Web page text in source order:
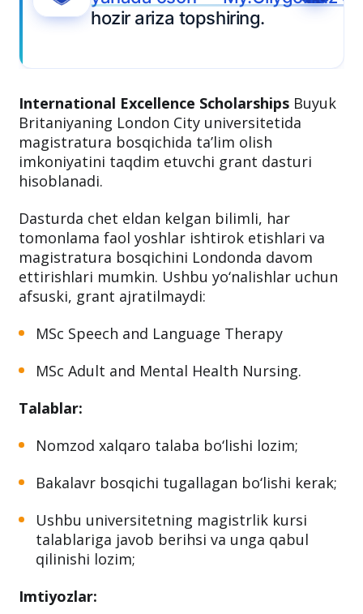
topshiring.
International Excellence ScholarshipsBuyuk
Britaniyaning London City universitetida
imkoniyatini taqdim etuvchi grant dasturi
hisoblanadi.
Dasturda chet eldan kelgan bilimli, har
tomonlama faol yoshlar ishtirok etishlari va
ettirishlari mumkin. Ushbu yo‘nalishlar uchun
Bakalavr bosqichi tugallagan bo‘lishi kerak;
talablariga javob berihsi va unga qabul